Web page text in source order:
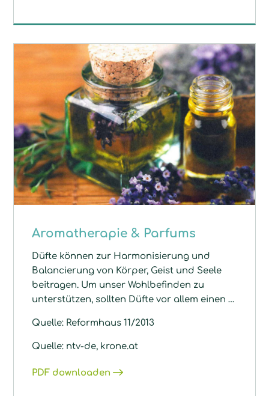
Aromatherapie & Parfums
Düfte können zur Harmonisierung und
Balancierung von Körper, Geist und Seele
beitragen. Um unser Wohlbefinden zu
unterstützen, sollten Düfte vor allem einen …
Quelle: Reformhaus 11/2013
Quelle: ntv-de, krone.at
PDF downloaden